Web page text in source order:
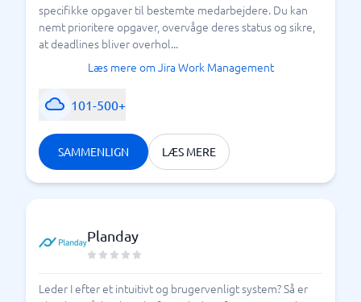
specifikke opgaver til bestemte medarbejdere. Du kan
nemt prioritere opgaver, overvåge deres status og sikre,
at deadlines bliver overhol...
Læs mere om Jira Work Management
101-500+
SAMMENLIGN LÆS MERE
Planday
Leder I efter et intuitivt og brugervenligt system? Så er